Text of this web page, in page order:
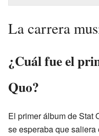
La carrera
¿Cuál fue el
Quo?
El primer álbum de Stat
se esperaba que